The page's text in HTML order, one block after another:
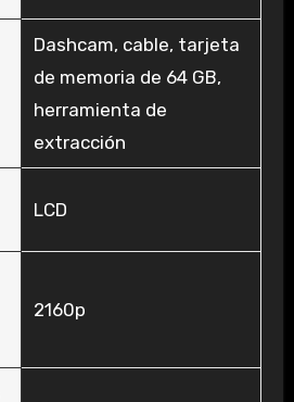
‎Dashcam, cable, tarjeta
de memoria de 64 GB,
herramienta de
extracción
‎LCD
‎2160p